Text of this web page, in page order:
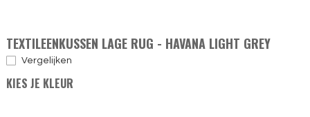
TEXTILEENKUSSEN LAGE RUG - HAVANA LIGHT GREY
Vergelijken
KIES JE KLEUR